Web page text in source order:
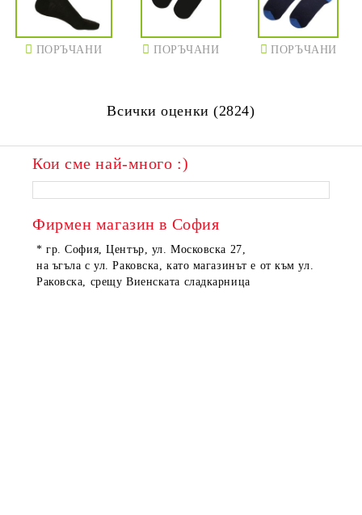
ПОРЪЧАНИ ПОРЪЧАНИ ПОРЪЧАНИ
ПОРЪЧАНИ
Всички оценки (2824)
Кои сме най-много :)
Фирмен магазин в София
* гр. София, Център, ул. Московска 27,
на ъгъла с ул. Раковска, като магазинът е от към ул.
Раковска, срещу Виенската сладкарница